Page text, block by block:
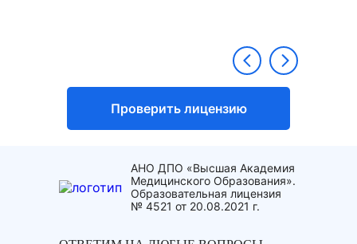
Проверить лицензию
АНО ДПО «Высшая Академия
Медицинского Образования».
Образовательная лицензия
№ 4521 от 20.08.2021 г.